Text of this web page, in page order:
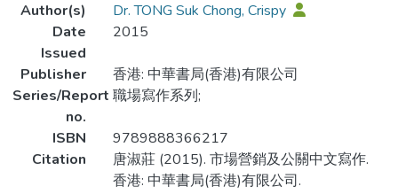
Author(s)
Dr. TONG Suk Chong, Crispy
Date
Issued
2015
Publisher
香港: 中華書局(香港)有限公司
Series/Report
no.
職場寫作系列;
ISBN
9789888366217
Citation
唐淑莊 (2015). 市場營銷及公關中文寫作.
香港: 中華書局(香港)有限公司.